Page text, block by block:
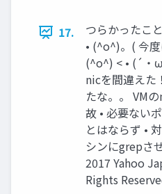
17.
つらかったこ
• (^o^)。( 今
(^o^) < • (´・
nicを間違えた
たな。。 VM
故 • 必要ない
とはならず •
シンにgrepさ
2017 Yahoo
Rights